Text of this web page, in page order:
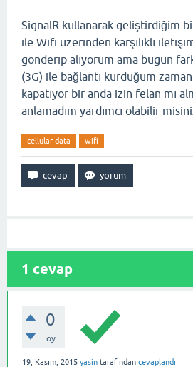
SignalR kullanarak geliştirdiğim
ile Wifi üzerinden karşılıklı
gönderip alıyorum ama bugün
(3G) ile bağlantı kurduğum
kapatıyor bir anda izin felan mı
anlamadım yardımcı olabilir
cellular-data wifi
1 cevap
0
oy
19, Kasım, 2015 yasin tarafından cevaplandı